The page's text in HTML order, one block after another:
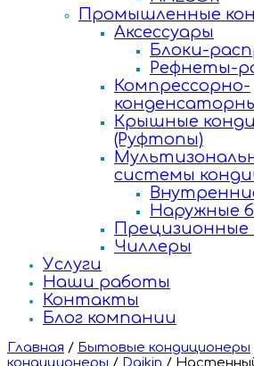
Промышленные
Аксессуары
Блоки-
Рефнеты-
Компрессорно-
Крышные
(Руфтопы)
системы
Наружные
Прецизионные
Чиллеры
Услуги
Наши работы
Контакты
Блог компании
Главная / Бытовые кондиционеры
кондиционеры / Daikin /